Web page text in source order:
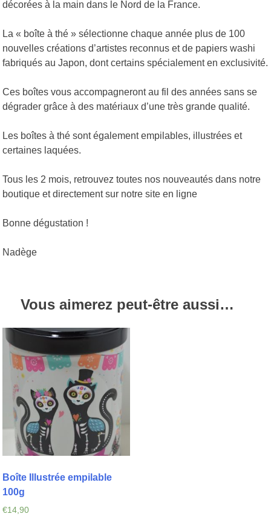
décorées à la main dans le Nord de la France.
La « boîte à thé » sélectionne chaque année plus de 100
nouvelles créations d’artistes reconnus et de papiers washi
fabriqués au Japon, dont certains spécialement en exclusivité.
Ces boîtes vous accompagneront au fil des années sans se
dégrader grâce à des matériaux d’une très grande qualité.
Les boîtes à thé sont également empilables, illustrées et
certaines laquées.
Tous les 2 mois, retrouvez toutes nos nouveautés dans notre
boutique et directement sur notre site en ligne
Bonne dégustation !
Nadège
Vous aimerez peut-être aussi…
Boîte Illustrée empilable
100g
€14,90